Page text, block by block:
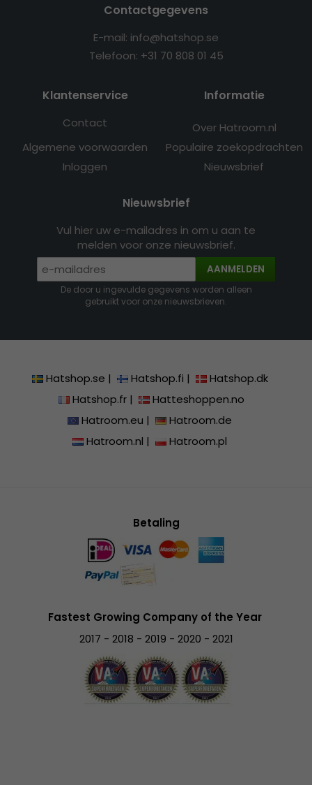
Contactgegevens
E-mail: info@hatshop.se
Telefoon: +31 70 808 01 45
Klantenservice
Contact
Algemene voorwaarden
Inloggen
Informatie
Over Hatroom.nl
Populaire zoekopdrachten
Nieuwsbrief
Nieuwsbrief
Vul hier uw e-mailadres in om u aan te
melden voor onze nieuwsbrief.
AANMELDEN
De door u ingevulde gegevens worden alleen
gebruikt voor onze nieuwsbrieven.
Hatshop.se | Hatshop.fi |
Hatshop.dk
Hatshop.fr|
Hatteshoppen.no
Hatroom.eu |
Hatroom.de
Hatroom.nl | Hatroom.pl
Betaling
Fastest Growing Company of the Year
2017 - 2018 - 2019 - 2020 - 2021